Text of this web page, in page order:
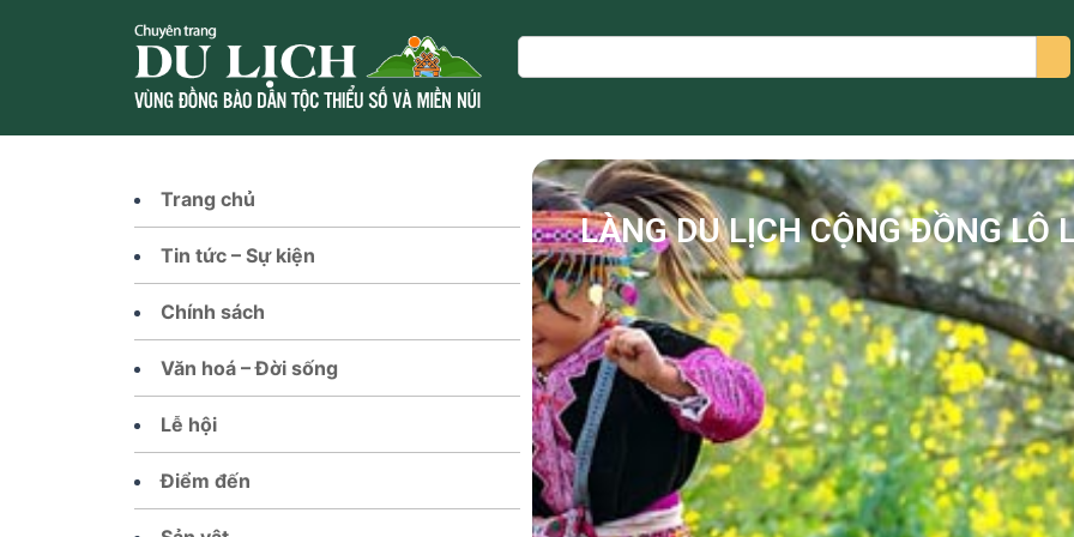
Search
Trang chủ
Tin tức – Sự kiện
Chính sách
Văn hoá – Đời sống
Lễ hội
Điểm đến
LÀNG DU LỊCH CỘNG ĐỒNG LÔ